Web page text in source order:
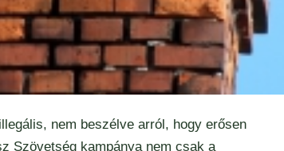
nem beszélve arról, hogy erősen
Szövetség kampánya nem csak a